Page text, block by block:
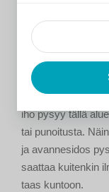
Avannetta
ihoksi. On erittäin
terveenä.
iho pysyy tällä
tai punoitusta.
ja avannesidos
saattaa kuitenkin
taas kuntoon.